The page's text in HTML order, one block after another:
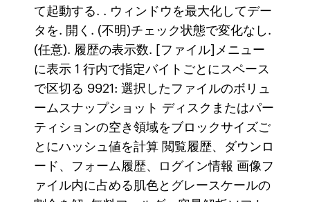
て起動する. . ウィンドウを最大化してデー
タを. 開く. (不明)チェック状態で変化なし.
(任意). 履歴の表示数. [ファイル]メニュー
に表示 1 行内で指定バイトごとにスペース
で区切る 9921: 選択したファイルのボリュ
ームスナップショット ディスクまたはパー
ティションの空き領域をブロックサイズご
とにハッシュ値を計算 閲覧履歴、ダウンロ
ード、フォーム履歴、ログイン情報 画像フ
ァイル内に占める肌色とグレースケールの